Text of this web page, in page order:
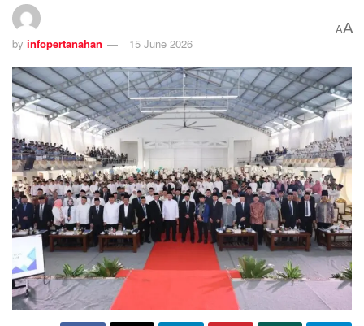
by infopertanahan 15 June 2026
AA